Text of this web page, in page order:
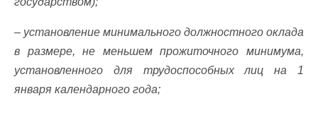
– установление минимального должностного оклада
в размере, не меньшем прожиточного минимума,
установленного для трудоспособных лиц на 1
января календарного года;